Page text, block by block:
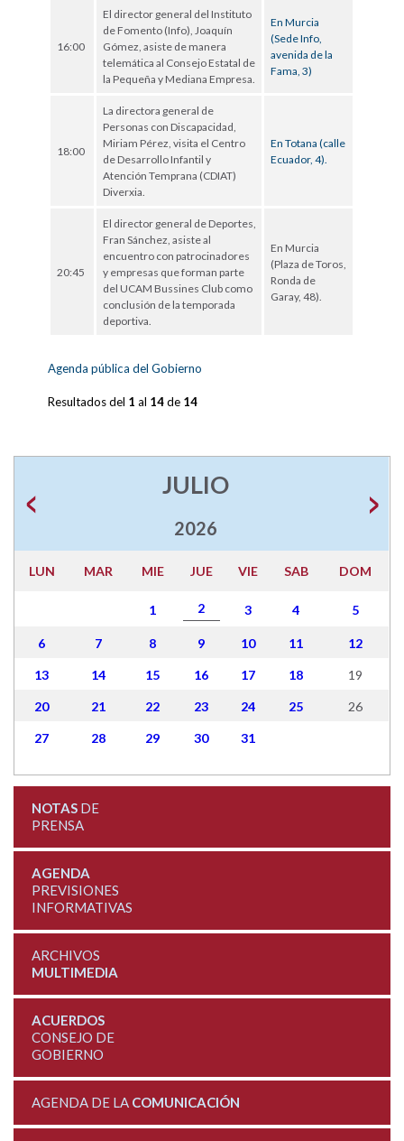
16:00
El director general del Instituto
de Fomento (Info), Joaquín
Gómez, asiste de manera
telemática al Consejo Estatal de
la Pequeña y Mediana Empresa.
En Murcia
(Sede Info,
avenida de la
Fama, 3)
18:00
La directora general de
Personas con Discapacidad,
Miriam Pérez, visita el Centro
de Desarrollo Infantil y
Atención Temprana (CDIAT)
Diverxia.
En Totana (calle
Ecuador, 4).
20:45
El director general de Deportes,
Fran Sánchez, asiste al
encuentro con patrocinadores
y empresas que forman parte
del UCAM Bussines Club como
conclusión de la temporada
deportiva.
En Murcia
(Plaza de Toros,
Ronda de
Garay, 48).
Agenda pública del Gobierno
Resultados del 1 al 14de 14
JULIO
2026
LUN MAR MIE JUE VIE SAB DOM
1 2 3 4 5
6 7 8 9 10 11 12
13 14 15 16 17 18 19
20 21 22 23 24 25 26
27 28 29 30 31
NOTASDE
PRENSA
AGENDA
PREVISIONES
INFORMATIVAS
ARCHIVOS
MULTIMEDIA
ACUERDOS
CONSEJO DE
GOBIERNO
AGENDA DE LA COMUNICACIÓN